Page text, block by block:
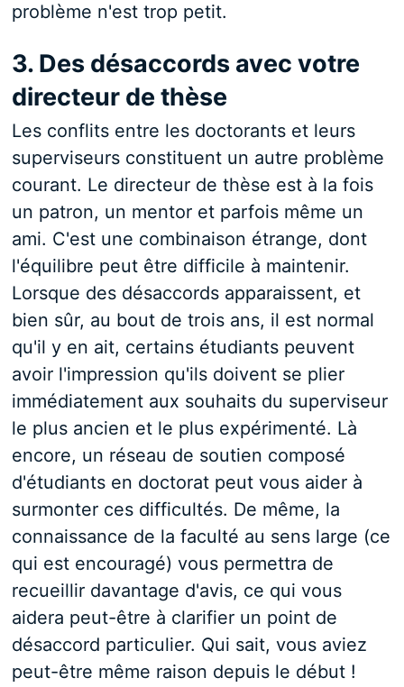
problème n'est trop petit.
3. Des désaccords avec votre
directeur de thèse
Les conflits entre les doctorants et leurs
superviseurs constituent un autre problème
courant. Le directeur de thèse est à la fois
un patron, un mentor et parfois même un
ami. C'est une combinaison étrange, dont
l'équilibre peut être difficile à maintenir.
Lorsque des désaccords apparaissent, et
bien sûr, au bout de trois ans, il est normal
qu'il y en ait, certains étudiants peuvent
avoir l'impression qu'ils doivent se plier
immédiatement aux souhaits du superviseur
le plus ancien et le plus expérimenté. Là
encore, un réseau de soutien composé
d'étudiants en doctorat peut vous aider à
surmonter ces difficultés. De même, la
connaissance de la faculté au sens large (ce
qui est encouragé) vous permettra de
recueillir davantage d'avis, ce qui vous
aidera peut-être à clarifier un point de
désaccord particulier. Qui sait, vous aviez
peut-être même raison depuis le début !